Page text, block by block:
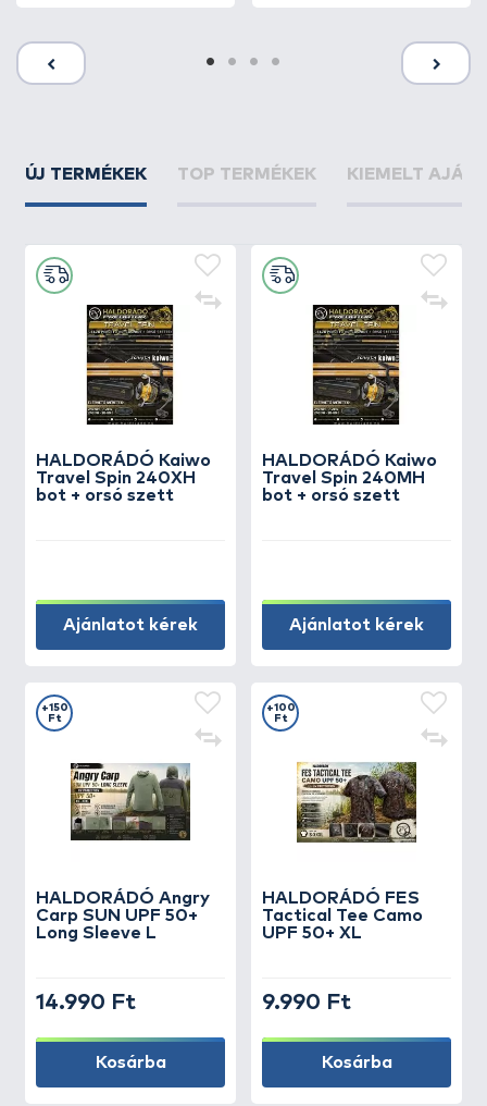
ÚJ TERMÉKEK TOP TERMÉKEK KIEMELT
HALDORÁDÓ Kaiwo
Travel Spin 240XH
bot + orsó szett
Ajánlatot kérek
HALDORÁDÓ Kaiwo
Travel Spin 240MH
bot + orsó szett
Ajánlatot kérek
HALDORÁDÓ Angry
Carp SUN UPF 50+
Long Sleeve L
+150
Ft
14.990 Ft
Kosárba
HALDORÁDÓ FES
Tactical Tee Camo
UPF 50+ XL
+100
Ft
9.990 Ft
Kosárba